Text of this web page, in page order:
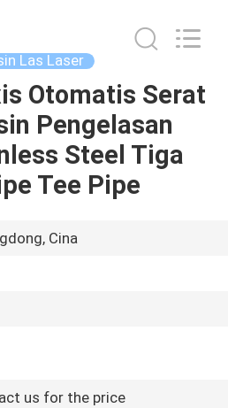
Las Laser
Otomatis Serat
Pengelasan
Steel Tiga
Tee Pipe
Cina
us for the price